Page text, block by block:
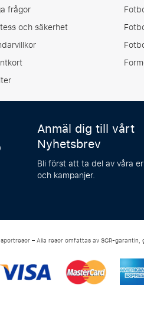
frågor
och säkerhet
Anmäl dig till vårt
Nyhetsbrev
Bli först att ta del av våra
och kampanjer.
– Alla resor omfattas av SGR-garantin,